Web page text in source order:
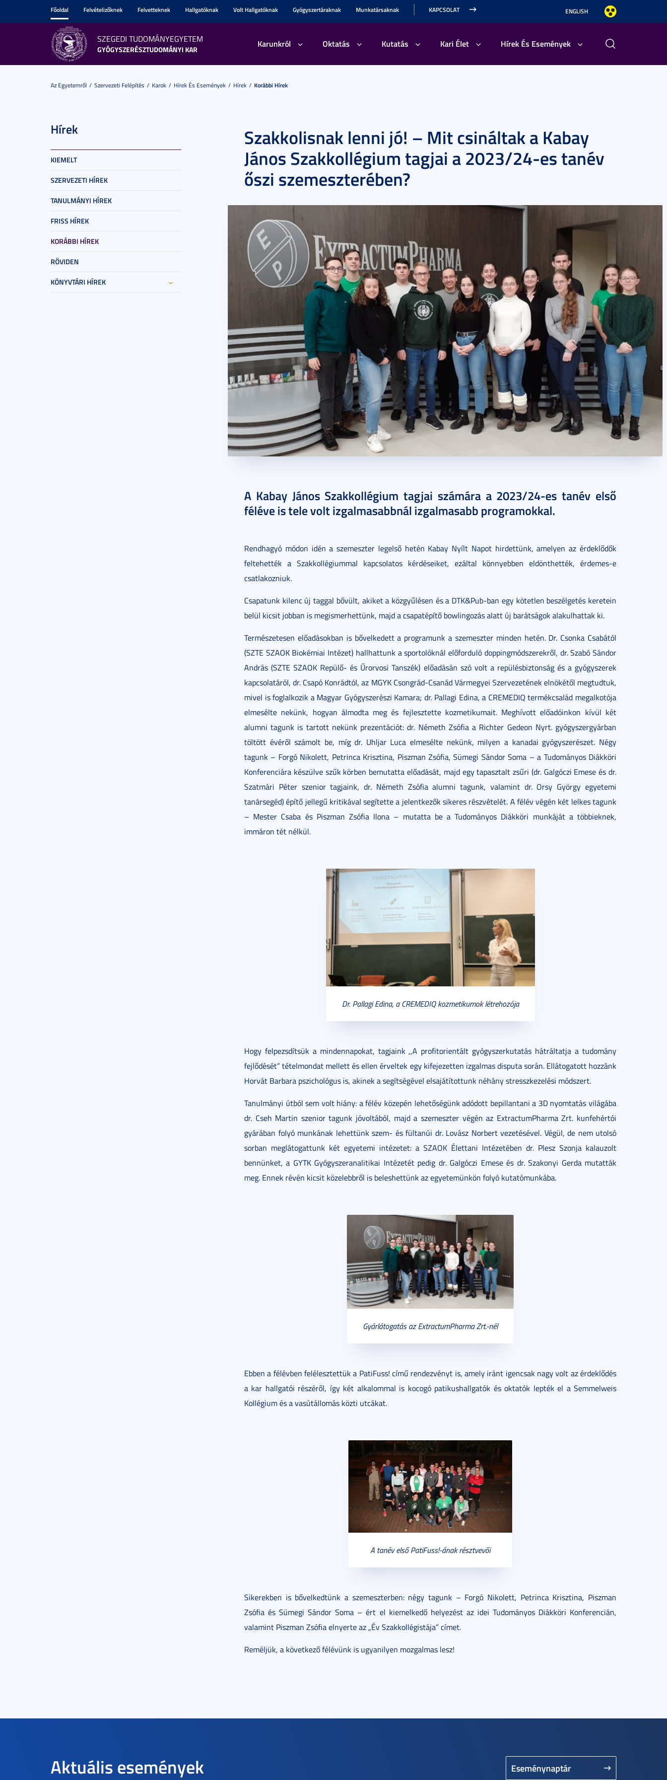
Főoldal Felvételizőknek Felvetteknek Hallgatóknak Volt Hallgatóknak Gyógyszertáraknak Munkatársaknak KAPCSOLAT ENGLISH
SZEGEDI TUDOMÁNYEGYETEM
GYÓGYSZERÉSZTUDOMÁNYI KAR Karunkról Oktatás Kutatás Kari Élet Hírek És Események
Az Egyetemről Szervezeti Felépítés Karok Hírek És Események Hírek Korábbi Hírek
Hírek
KIEMELT
SZERVEZETI HÍREK
TANULMÁNYI HÍREK
FRISS HÍREK
KORÁBBI HÍREK
RÖVIDEN
KÖNYVTÁRI HÍREK
Szakkolisnak lenni jó! – Mit csináltak a Kabay
János Szakkollégium tagjai a 2023/24-es tanév
őszi szemeszterében?
A Kabay János Szakkollégium tagjai számára a 2023/24-es tanév első
féléve is tele volt izgalmasabbnál izgalmasabb programokkal.
Rendhagyó módon idén a szemeszter legelső hetén Kabay Nyílt Napot hirdettünk, amelyen az érdeklődők
feltehették a Szakkollégiummal kapcsolatos kérdéseiket, ezáltal könnyebben eldönthették, érdemes-e
csatlakozniuk.
Csapatunk kilenc új taggal bővült, akiket a közgyűlésen és a DTK&Pub-ban egy kötetlen beszélgetés keretein
belül kicsit jobban is megismerhettünk, majd a csapatépítő bowlingozás alatt új barátságok alakulhattak ki.
Természetesen előadásokban is bővelkedett a programunk a szemeszter minden hetén. Dr. Csonka Csabától
(SZTE SZAOK Biokémiai Intézet) hallhattunk a sportolóknál előforduló doppingmódszerekről, dr. Szabó Sándor
András (SZTE SZAOK Repülő- és Űrorvosi Tanszék) előadásán szó volt a repülésbiztonság és a gyógyszerek
kapcsolatáról, dr. Csapó Konrádtól, az MGYK Csongrád-Csanád Vármegyei Szervezetének elnökétől megtudtuk,
mivel is foglalkozik a Magyar Gyógyszerészi Kamara; dr. Pallagi Edina, a CREMEDIQ termékcsalád megalkotója
elmesélte nekünk, hogyan álmodta meg és fejlesztette kozmetikumait. Meghívott előadóinkon kívül két
alumni tagunk is tartott nekünk prezentációt: dr. Németh Zsófia a Richter Gedeon Nyrt. gyógyszergyárban
töltött évéről számolt be, míg dr. Uhljar Luca elmesélte nekünk, milyen a kanadai gyógyszerészet. Négy
tagunk – Forgó Nikolett, Petrinca Krisztina, Piszman Zsófia, Sümegi Sándor Soma – a Tudományos Diákköri
Konferenciára készülve szűk körben bemutatta előadását, majd egy tapasztalt zsűri (dr. Galgóczi Emese és dr.
Szatmári Péter szenior tagjaink, dr. Németh Zsófia alumni tagunk, valamint dr. Orsy György egyetemi
tanársegéd) építő jellegű kritikával segítette a jelentkezők sikeres részvételét. A félév végén két lelkes tagunk
– Mester Csaba és Piszman Zsófia Ilona – mutatta be a Tudományos Diákköri munkáját a többieknek,
immáron tét nélkül.
Dr. Pallagi Edina, a CREMEDIQ kozmetikumok létrehozója
Hogy felpezsdítsük a mindennapokat, tagjaink ,,A profitorientált gyógyszerkutatás hátráltatja a tudomány
fejlődését” tételmondat mellett és ellen érveltek egy kifejezetten izgalmas disputa során. Ellátogatott hozzánk
Horvát Barbara pszichológus is, akinek a segítségével elsajátítottunk néhány stresszkezelési módszert.
Tanulmányi útból sem volt hiány: a félév közepén lehetőségünk adódott bepillantani a 3D nyomtatás világába
dr. Cseh Martin szenior tagunk jóvoltából, majd a szemeszter végén az ExtractumPharma Zrt. kunfehértói
gyárában folyó munkának lehettünk szem- és fültanúi dr. Lovász Norbert vezetésével. Végül, de nem utolsó
sorban meglátogattunk két egyetemi intézetet: a SZAOK Élettani Intézetében dr. Plesz Szonja kalauzolt
bennünket, a GYTK Gyógyszeranalitikai Intézetét pedig dr. Galgóczi Emese és dr. Szakonyi Gerda mutatták
meg. Ennek révén kicsit közelebbről is beleshettünk az egyetemünkön folyó kutatómunkába.
Gyárlátogatás az ExtractumPharma Zrt.-nél
Ebben a félévben felélesztettük a PatiFuss! című rendezvényt is, amely iránt igencsak nagy volt az érdeklődés
a kar hallgatói részéről, így két alkalommal is kocogó patikushallgatók és oktatók lepték el a Semmelweis
Kollégium és a vasútállomás közti utcákat.
A tanév első PatiFuss!-ának résztvevői
Sikerekben is bővelkedtünk a szemeszterben: négy tagunk – Forgó Nikolett, Petrinca Krisztina, Piszman
Zsófia és Sümegi Sándor Soma – ért el kiemelkedő helyezést az idei Tudományos Diákköri Konferencián,
valamint Piszman Zsófia elnyerte az „Év Szakkollégistája” címet.
Reméljük, a következő félévünk is ugyanilyen mozgalmas lesz!
Aktuális események Eseménynaptár